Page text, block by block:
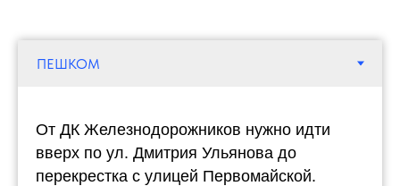
От ДК Железнодорожников нужно идти
вверх по ул. Дмитрия Ульянова до
перекрестка с улицей Первомайской.